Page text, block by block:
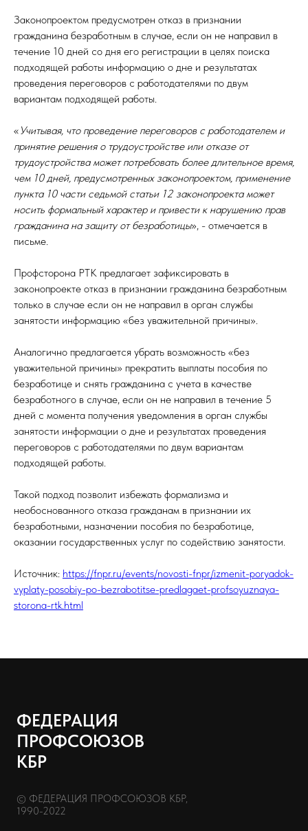
Законопроектом предусмотрен отказ в признании
гражданина безработным в случае, если он не направил в
течение 10 дней со дня его регистрации в целях поиска
подходящей работы информацию о дне и результатах
проведения переговоров с работодателями по двум
вариантам подходящей работы.
«Учитывая, что проведение переговоров с работодателем и
принятие решения о трудоустройстве или отказе от
трудоустройства может потребовать более длительное время,
чем 10 дней, предусмотренных законопроектом, применение
пункта 10 части седьмой статьи 12 законопроекта может
носить формальный характер и привести к нарушению прав
гражданина на защиту от безработицы», - отмечается в
письме.
Профсторона РТК предлагает зафиксировать в
законопроекте отказ в признании гражданина безработным
только в случае если он не направил в орган службы
занятости информацию «без уважительной причины».
Аналогично предлагается убрать возможность «без
уважительной причины» прекратить выплаты пособия по
безработице и снять гражданина с учета в качестве
безработного в случае, если он не направил в течение 5
дней с момента получения уведомления в орган службы
занятости информации о дне и результатах проведения
переговоров с работодателями по двум вариантам
подходящей работы.
Такой подход позволит избежать формализма и
необоснованного отказа гражданам в признании их
безработными, назначении пособия по безработице,
оказании государственных услуг по содействию занятости.
Источник: https://fnpr.ru/events/novosti-fnpr/izmenit-poryadok-
vyplaty-posobiy-po-bezrabotitse-predlagaet-profsoyuznaya-
storona-rtk.html
ФЕДЕРАЦИЯ
ПРОФСОЮЗОВ
КБР
© ФЕДЕРАЦИЯ ПРОФСОЮЗОВ КБР,
1990-2022